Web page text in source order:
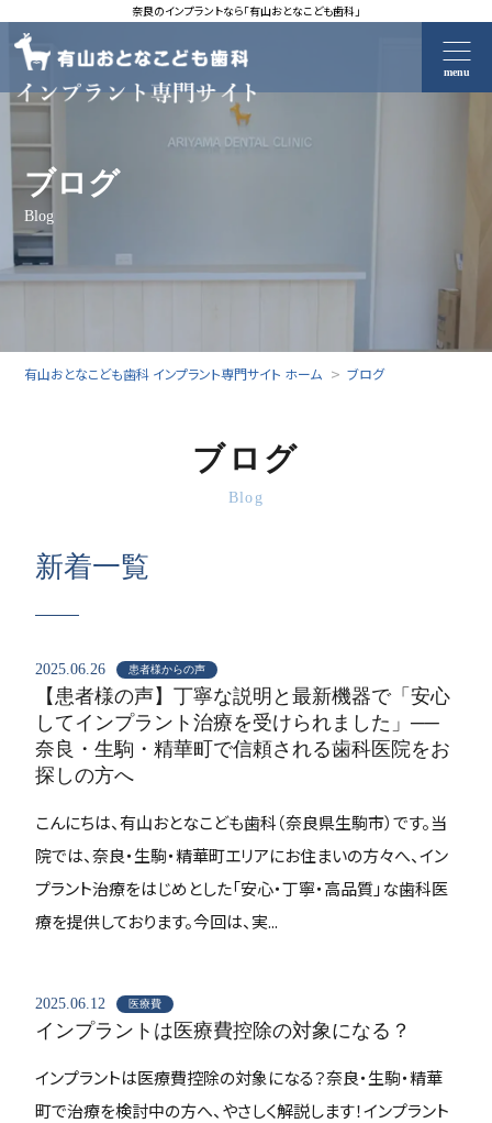
奈良のインプラントなら「有山おとなこども歯科」
menu
ブログ
Blog
有山おとなこども歯科 インプラント専門サイト ホーム ブログ
ブログ
Blog
新着一覧
2025.06.26 患者様からの声
【患者様の声】丁寧な説明と最新機器で「安心
してインプラント治療を受けられました」──
奈良・生駒・精華町で信頼される歯科医院をお
探しの方へ
こんにちは、有山おとなこども歯科（奈良県生駒市）です。当
院では、奈良・生駒・精華町エリアにお住まいの方々へ、イン
プラント治療をはじめとした「安心・丁寧・高品質」な歯科医
療を提供しております。今回は、実...
2025.06.12 医療費
インプラントは医療費控除の対象になる？
インプラントは医療費控除の対象になる？奈良・生駒・精華
町で治療を検討中の方へ、やさしく解説します！インプラント